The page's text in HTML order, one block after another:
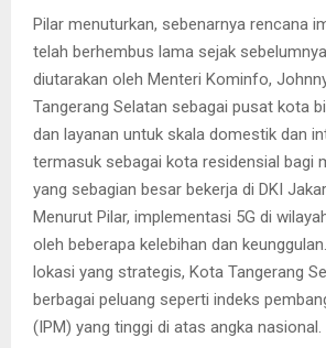
Pilar menuturkan, sebenarnya rencana
telah berhembus lama sejak
diutarakan oleh Menteri Kominfo,
Tangerang Selatan sebagai pusat kota
dan layanan untuk skala domestik dan
termasuk sebagai kota residensial bagi
yang sebagian besar bekerja di DKI
Menurut Pilar, implementasi 5G di
oleh beberapa kelebihan dan
lokasi yang strategis, Kota Tangerang
berbagai peluang seperti indeks
(IPM) yang tinggi di atas angka nasional.